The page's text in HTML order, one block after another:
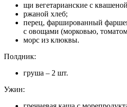
щи вегетарианские с
ржаной хлеб;
перец, фаршированный
с овощами (морковью,
морс из клюквы.
Полдник:
груша – 2 шт.
Ужин: